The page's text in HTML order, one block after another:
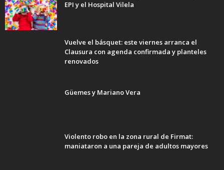
EPI y el Hospital Vilela
Vuelve el básquet: este viernes arranca el
Clausura con agenda confirmada y planteles
renovados
Güemes y Mariano Vera
Violento robo en la zona rural de Firmat:
maniataron a una pareja de adultos mayores